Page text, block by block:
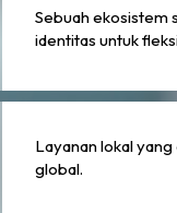
Sebuah ekosistem
identitas untuk
Layanan lokal
global.